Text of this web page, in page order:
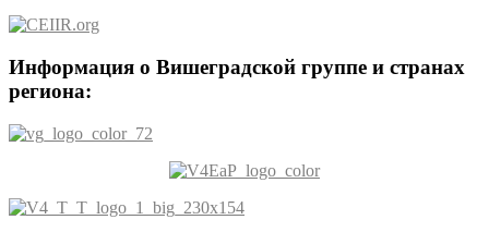
Информация о Вишеградской группе и странах
региона: